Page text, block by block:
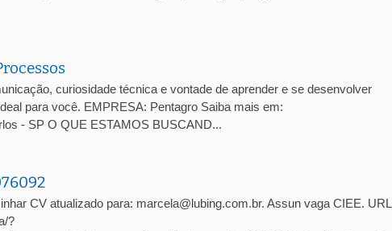
curiosidade técnica e vontade de aprender e se desenvolver
para você. EMPRESA: Pentagro Saiba mais em:
- SP O QUE ESTAMOS BUSCAND...
CV atualizado para: marcela@lubing.com.br. Assun vaga CIEE. URL
?